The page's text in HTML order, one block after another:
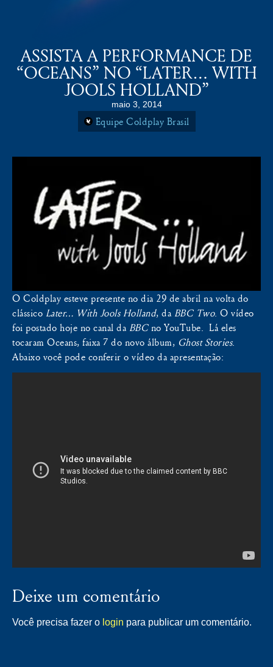
ASSISTA A PERFORMANCE DE
“OCEANS” NO “LATER… WITH
JOOLS HOLLAND”
maio 3, 2014
Equipe Coldplay Brasil
O Coldplay esteve presente no dia 29 de abril na volta do
clássico Later… With Jools Holland, da BBC Two. O vídeo
foi postado hoje no canal da BBCno YouTube. Lá eles
tocaram Oceans, faixa 7 do novo álbum, Ghost Stories.
Abaixo você pode conferir o vídeo da apresentação:
Deixe um comentário
Você precisa fazer o login para publicar um comentário.